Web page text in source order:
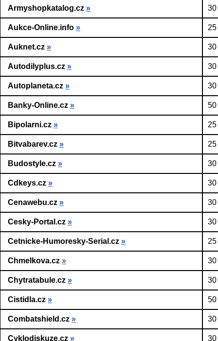
Armyshopkatalog.cz » 30
Aukce-Online.info »
Auknet.cz » 30
Autodilyplus.cz » 30
Autoplaneta.cz » 30
Banky-Online.cz » 50
Bipolarni.cz »
Bitvabarev.cz »
Budostyle.cz » 30
Cdkeys.cz » 30
Cenawebu.cz » 30
Cesky-Portal.cz » 30
Cetnicke-Humoresky-Serial.cz »
Chmelkova.cz » 30
Chytratabule.cz » 30
Cistidla.cz » 50
Combatshield.cz » 30
Cyklodiskuze.cz » 30